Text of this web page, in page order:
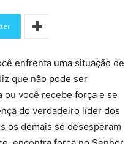
enfrenta uma situação de
que não pode ser
ou você recebe força e se
do verdadeiro líder dos
os demais se desesperam